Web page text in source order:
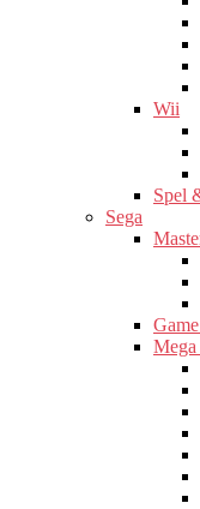
Wii
Spel
Sega